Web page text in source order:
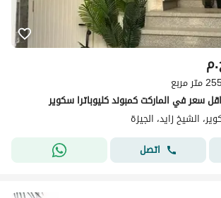
متر مربع
سعر في الماركت كمبوند كليوباترا سكوير
الشيخ زايد، الجيزة
اتصل